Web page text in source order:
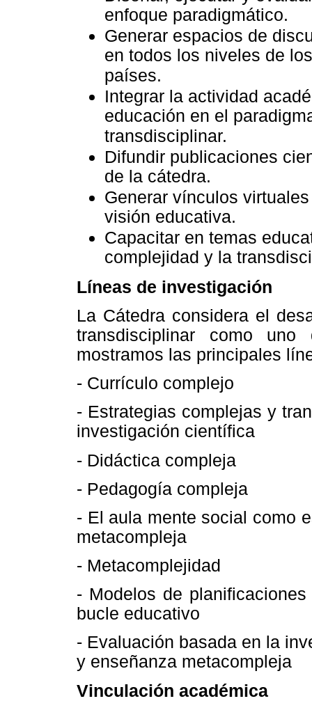
enfoque paradigmático.
Generar espacios de
en todos los niveles de
países.
Integrar la actividad
educación en el
transdisciplinar.
Difundir publicaciones
de la cátedra.
Generar vínculos
visión educativa.
Capacitar en temas
complejidad y la
Líneas de investigación
La Cátedra considera el
transdisciplinar como
mostramos las principales
- Currículo complejo
- Estrategias complejas y
investigación científica
- Didáctica compleja
- Pedagogía compleja
- El aula mente social como
metacompleja
- Metacomplejidad
- Modelos de
bucle educativo
- Evaluación basada en la
y enseñanza metacompleja
Vinculación académica